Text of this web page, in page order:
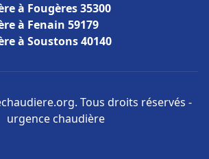
à Fougères 35300
à Fenain 59179
à Soustons 40140
Tous droits réservés -
urgence chaudière